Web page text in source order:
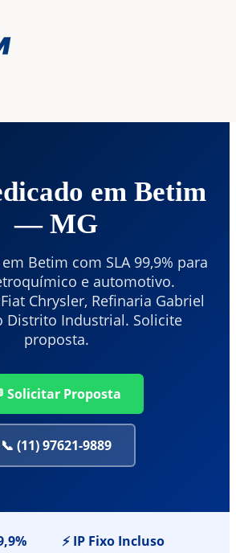
em Betim
— MG
Betim com SLA 99,9% para
e automotivo.
Chrysler, Refinaria Gabriel
Distrito Industrial. Solicite
proposta.
Solicitar Proposta
📞 (11) 97621-9889
⚡ IP Fixo Incluso